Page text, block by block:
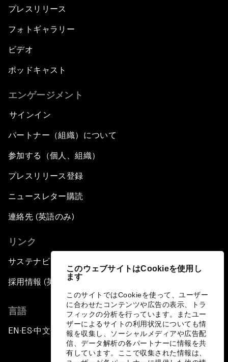
このウェブサイトはCookieを使用し
ます
このサイトではCookieを使って、ユーザー
に合わせたコンテンツや広告の表示、トラ
フィックの分析を行っています。またユー
ザーによるサイトの利用状況についても情
報を収集し、ソーシャルメディアや広告配
信、データ解析の各パートナーに情報を共
有しています。ここで収集された情報は、
プレスリリース
フォトギャラリー
ビデオ
ポッドキャスト
エンゲージメント
サインイン
パートナー（組織）について
参加する（個人、組織）
プレスリリース登録
ニュースレター購読
連絡先 (英語のみ)
リンク
サステナビリティへの取り組み
採用情報 (英語のみ)
言語
EN ▪ ES▪中文▪ 日本語